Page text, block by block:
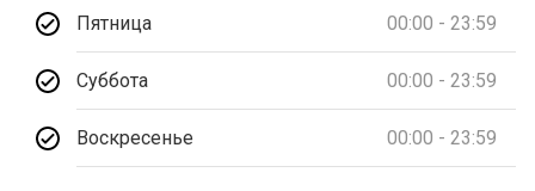
Пятница 00:00 - 23:59
Суббота 00:00 - 23:59
Воскресенье 00:00 - 23:59